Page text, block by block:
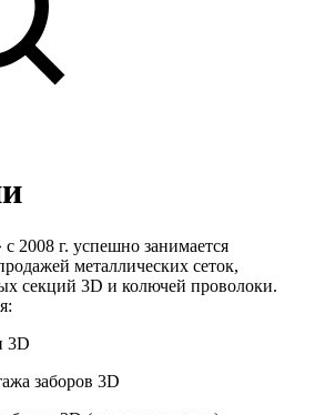
2008 г. успешно занимается
металлических сеток,
секций 3D и колючей проволоки.
3D
заборов 3D